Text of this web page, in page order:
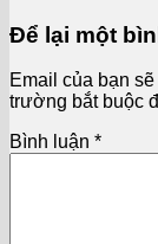
Để lại một
Email của bạn
trường bắt buộc
Bình luận *